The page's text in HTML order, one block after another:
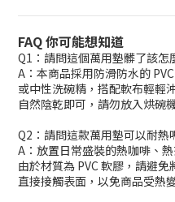
FAQ 你可能想知道
Q1：請問這個萬用墊髒了該怎
A：本商品採用防滑防水的
或中性洗碗精，搭配軟布輕輕
自然陰乾即可，請勿放入烘碗
Q2：請問這款萬用墊可以耐熱
A：放置日常盛裝的熱咖啡、
由於材質為 PVC 軟膠，請避
直接接觸表面，以免商品受熱